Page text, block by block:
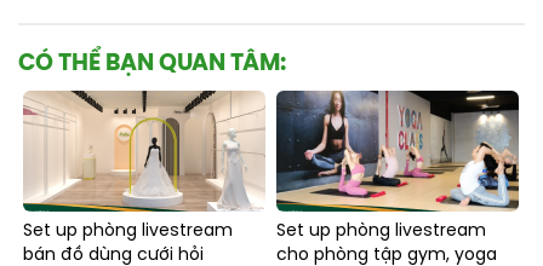
CÓ THỂ BẠN QUAN TÂM:
Set up phòng livestream
bán đồ dùng cưới hỏi
Set up phòng livestream
cho phòng tập gym, yoga